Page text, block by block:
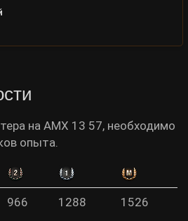
на AMX 13 57, необходимо
опыта.
966 1288 1526